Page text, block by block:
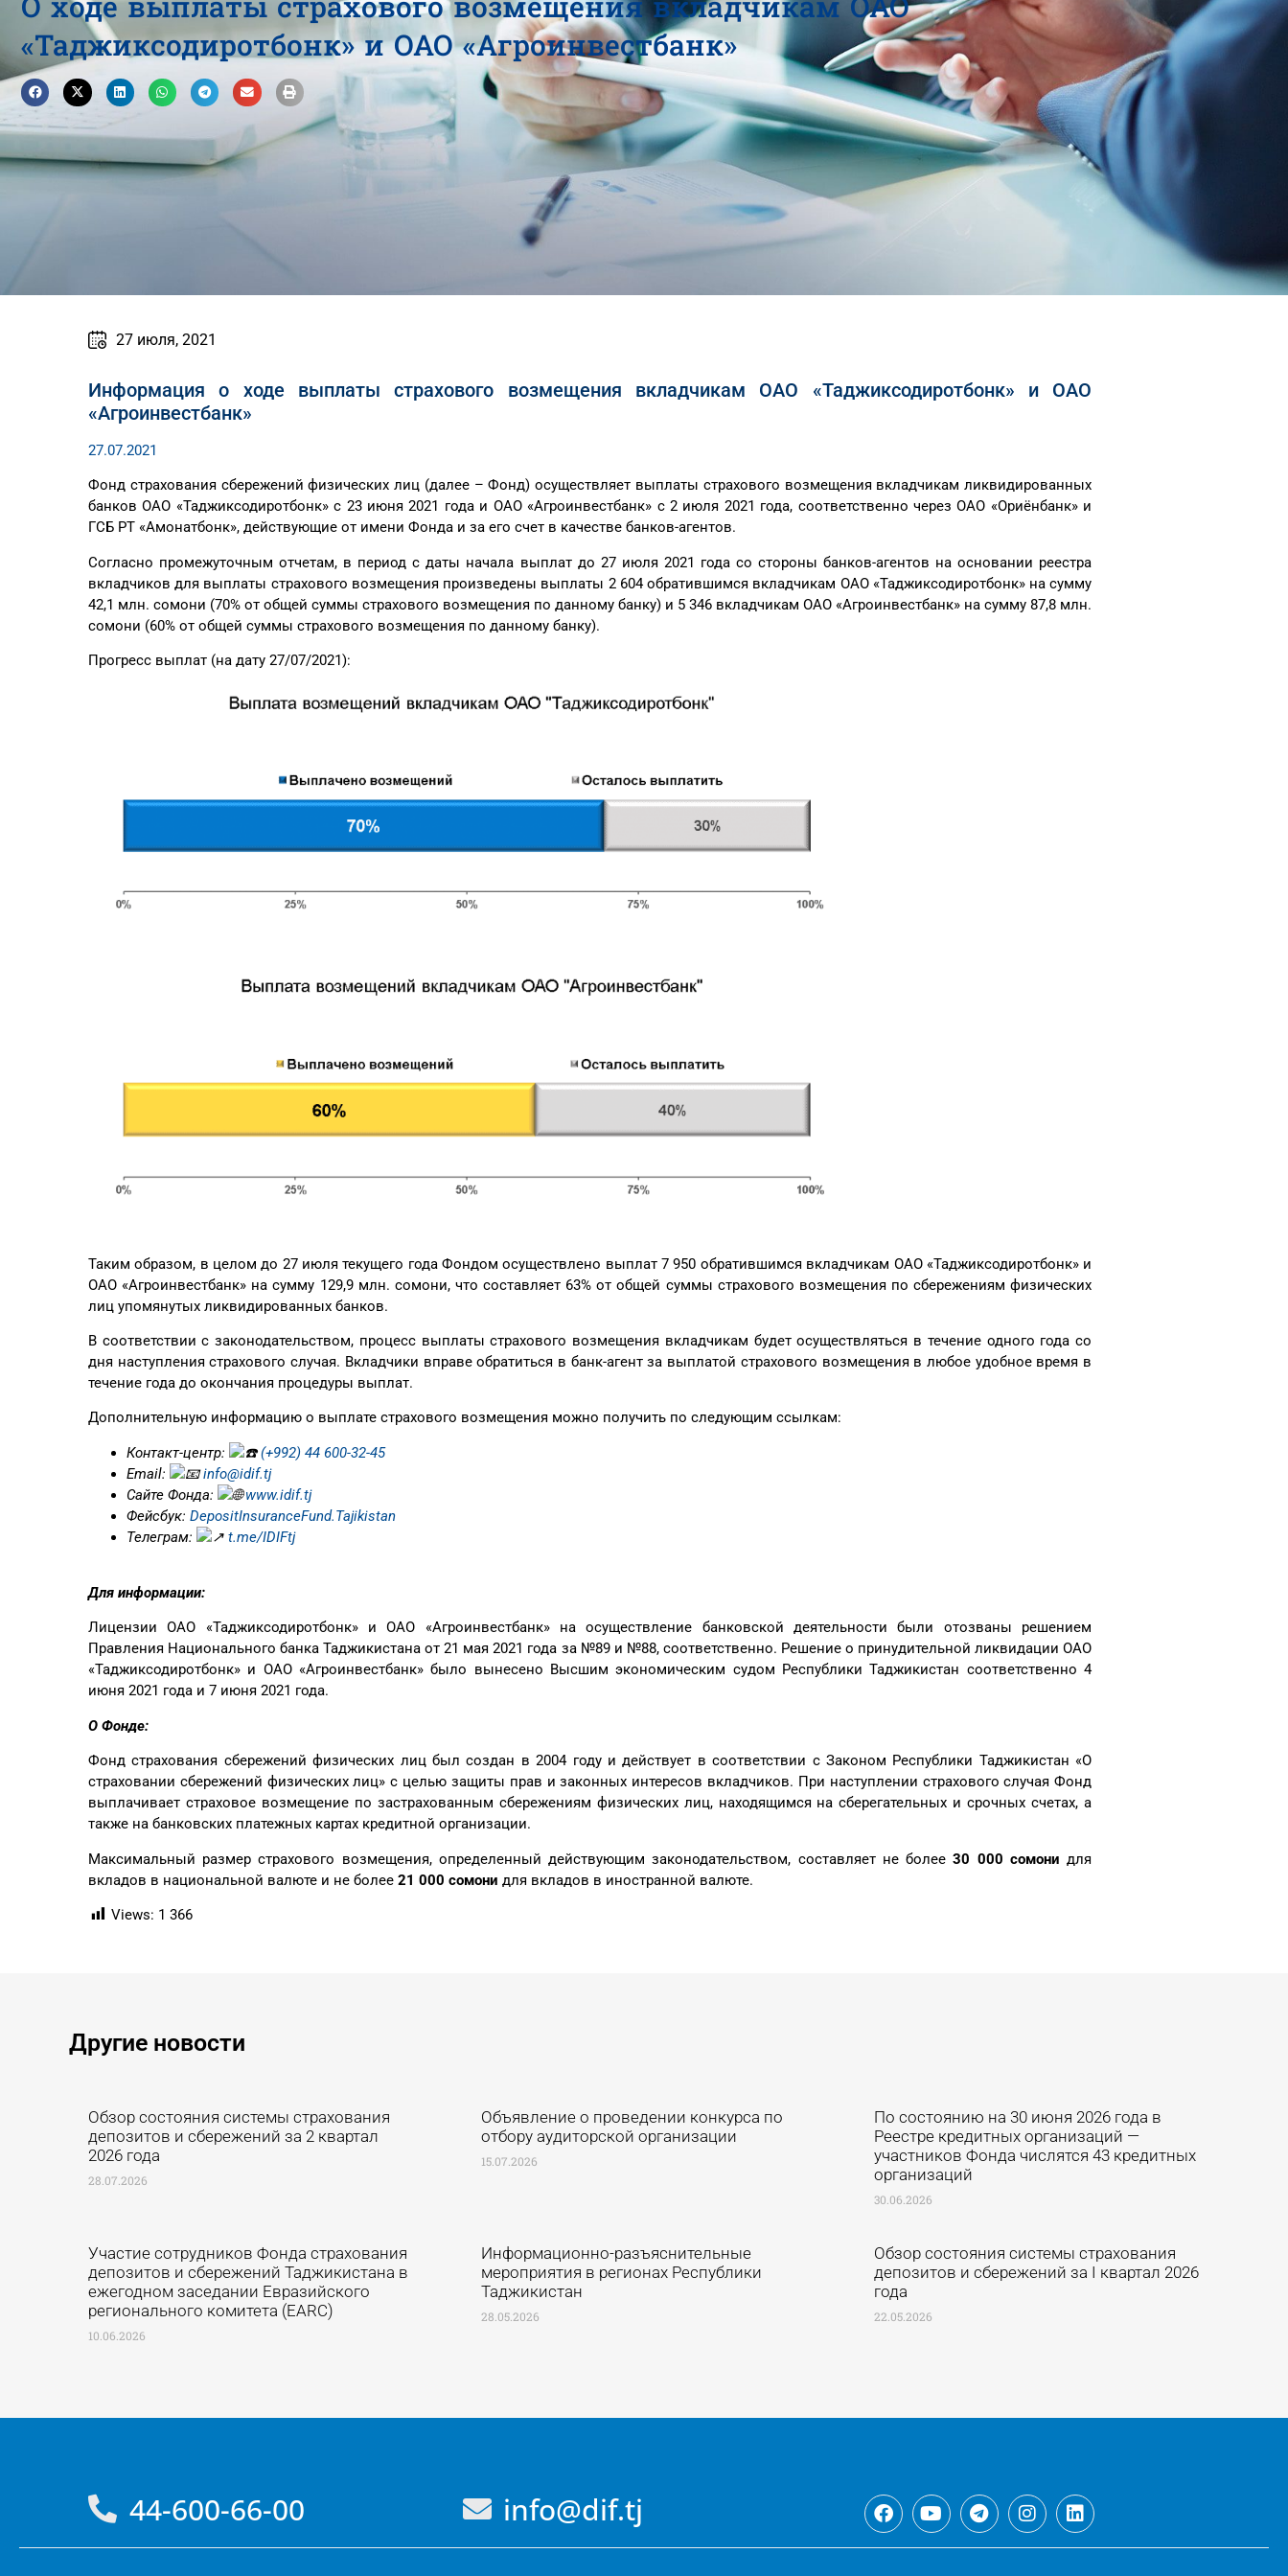
«Таджиксодиротбонк» и ОАО «Агроинвестбанк»
27 июля, 2021
Информация о ходе выплаты страхового возмещения вкладчикам ОАО «Таджиксодиротбонк» и ОАО
«Агроинвестбанк»
27.07.2021
Фонд страхования сбережений физических лиц (далее – Фонд) осуществляет выплаты страхового возмещения вкладчикам ликвидированных
банков ОАО «Таджиксодиротбонк» с 23 июня 2021 года и ОАО «Агроинвестбанк» с 2 июля 2021 года, соответственно через ОАО «Ориёнбанк» и
ГСБ РТ «Амонатбонк», действующие от имени Фонда и за его счет в качестве банков-агентов.
Согласно промежуточным отчетам, в период с даты начала выплат до 27 июля 2021 года со стороны банков-агентов на основании реестра
вкладчиков для выплаты страхового возмещения произведены выплаты 2 604 обратившимся вкладчикам ОАО «Таджиксодиротбонк» на сумму
42,1 млн. сомони (70% от общей суммы страхового возмещения по данному банку) и 5 346 вкладчикам ОАО «Агроинвестбанк» на сумму 87,8 млн.
сомони (60% от общей суммы страхового возмещения по данному банку).
Прогресс выплат (на дату 27/07/2021):
Таким образом, в целом до 27 июля текущего года Фондом осуществлено выплат 7 950 обратившимся вкладчикам ОАО «Таджиксодиротбонк» и
ОАО «Агроинвестбанк» на сумму 129,9 млн. сомони, что составляет 63% от общей суммы страхового возмещения по сбережениям физических
лиц упомянутых ликвидированных банков.
В соответствии с законодательством, процесс выплаты страхового возмещения вкладчикам будет осуществляться в течение одного года со
дня наступления страхового случая. Вкладчики вправе обратиться в банк-агент за выплатой страхового возмещения в любое удобное время в
течение года до окончания процедуры выплат.
Дополнительную информацию о выплате страхового возмещения можно получить по следующим ссылкам:
Контакт-центр:
(+992) 44 600-32-45
Email:
info@idif.tj
Сайте Фонда:
www.idif.tj
Фейсбук: DepositInsuranceFund.Tajikistan
Телеграм:
t.me/IDIFtj
Для информации:
Лицензии ОАО «Таджиксодиротбонк» и ОАО «Агроинвестбанк» на осуществление банковской деятельности были отозваны решением
Правления Национального банка Таджикистана от 21 мая 2021 года за №89 и №88, соответственно. Решение о принудительной ликвидации ОАО
«Таджиксодиротбонк» и ОАО «Агроинвестбанк» было вынесено Высшим экономическим судом Республики Таджикистан соответственно 4
июня 2021 года и 7 июня 2021 года.
О Фонде:
Фонд страхования сбережений физических лиц был создан в 2004 году и действует в соответствии с Законом Республики Таджикистан «О
страховании сбережений физических лиц» с целью защиты прав и законных интересов вкладчиков. При наступлении страхового случая Фонд
выплачивает страховое возмещение по застрахованным сбережениям физических лиц, находящимся на сберегательных и срочных счетах, а
также на банковских платежных картах кредитной организации.
Максимальный размер страхового возмещения, определенный действующим законодательством, составляет не более30 000 сомони для
вкладов в национальной валюте и не более 21 000 сомони для вкладов в иностранной валюте.
Views: 1 366
Другие новости ​
Обзор состояния системы страхования
депозитов и сбережений за 2 квартал
2026 года
28.07.2026
Объявление о проведении конкурса по
отбору аудиторской организации
15.07.2026
По состоянию на 30 июня 2026 года в
Реестре кредитных организаций —
участников Фонда числятся 43 кредитных
организаций
30.06.2026
Участие сотрудников Фонда страхования
депозитов и сбережений Таджикистана в
ежегодном заседании Евразийского
регионального комитета (EARC)
10.06.2026
Информационно-разъяснительные
мероприятия в регионах Республики
Таджикистан
28.05.2026
Обзор состояния системы страхования
депозитов и сбережений за I квартал 2026
года
22.05.2026
44-600-66-00 info@dif.tj